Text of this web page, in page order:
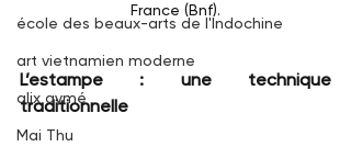
école des beaux-arts de l'Indochine
art vietnamien moderne
alix aymé
Mai Thu
France (Bnf).
L’estampe : une technique
traditionnelle